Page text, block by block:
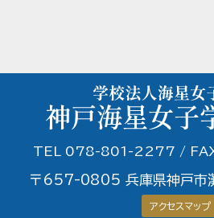
TEL 078-801-2277 /
〒657-0805 兵庫県神戸
アクセスマップ